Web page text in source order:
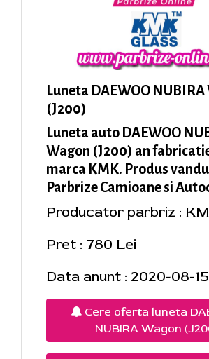
Luneta DAEWOO NUBIRA
(J200)
Luneta auto DAEWOO
Wagon (J200) an
marca KMK. Produs
Parbrize Camioane si
Producator parbriz :
Pret : 780 Lei
Data anunt : 2020-08-15
Cere oferta luneta
NUBIRA Wagon